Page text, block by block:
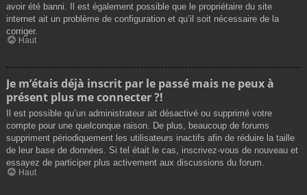
avoir été banni. Il est également possible que le propriétaire du site
internet ait un problème de configuration et qu’il soit nécessaire de la
corriger.
Haut
Je m’étais déjà inscrit par le passé mais ne peux à
présent plus me connecter ?!
Il est possible qu’un administrateur ait désactivé ou supprimé votre
compte pour une quelconque raison. De plus, beaucoup de forums
suppriment périodiquement les utilisateurs inactifs afin de réduire la taille
de leur base de données. Si tel était le cas, inscrivez-vous de nouveau et
essayez de participer plus activement aux discussions du forum.
Haut